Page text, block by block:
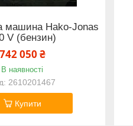
машина Hako-Jonas
V (бензин)
742 050 ₴
В наявності
2610201467
Купити